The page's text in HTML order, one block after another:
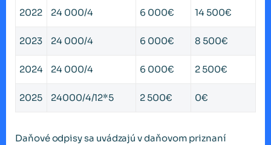
2022 24 000/4 6 000€ 14 500€
2023 24 000/4 6 000€ 8 500€
2024 24 000/4 6 000€ 2 500€
2025 24000/4/12*5 2 500€ 0€
Daňové odpisy sa uvádzajú v daňovom priznaní